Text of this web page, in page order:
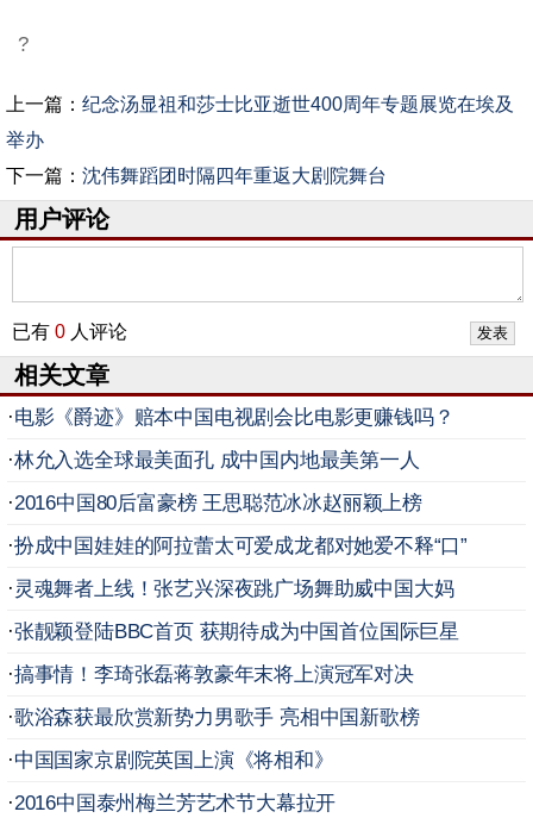
?
上一篇： 纪念汤显祖和莎士比亚逝世400周年专题展览在埃及
举办
下一篇： 沈伟舞蹈团时隔四年重返大剧院舞台
用户评论
已有 0 人评论
相关文章
·电影《爵迹》赔本中国电视剧会比电影更赚钱吗？
·林允入选全球最美面孔 成中国内地最美第一人
·2016中国80后富豪榜 王思聪范冰冰赵丽颖上榜
·扮成中国娃娃的阿拉蕾太可爱成龙都对她爱不释“口”
· 灵魂舞者上线！张艺兴深夜跳广场舞助威中国大妈
·张靓颖登陆BBC首页 获期待成为中国首位国际巨星
·搞事情！李琦张磊蒋敦豪年末将上演冠军对决
·歌浴森获最欣赏新势力男歌手 亮相中国新歌榜
·中国国家京剧院英国上演《将相和》
·2016中国泰州梅兰芳艺术节大幕拉开